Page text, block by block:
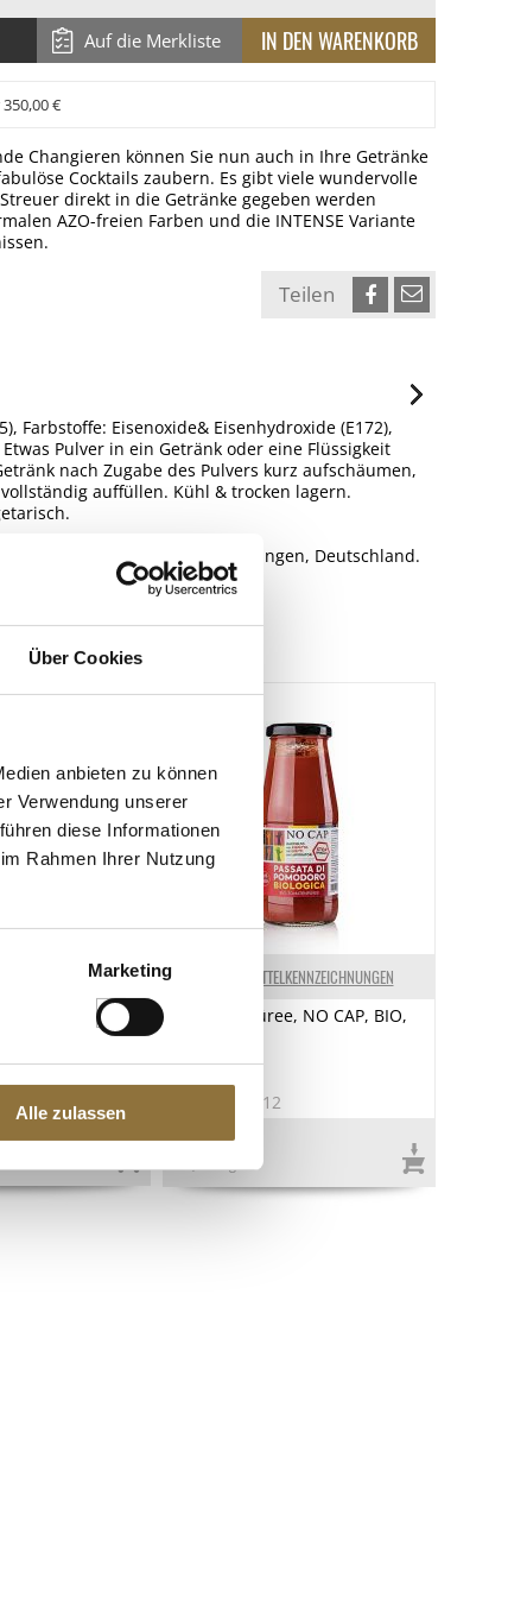
Über Cookies
anbieten zu können
Verwendung unserer
diese Informationen
Rahmen Ihrer Nutzung
Marketing
Alle zulassen
Auf die Merkliste
€
Changieren können Sie nun auch in Ihre Getränke
Cocktails zaubern. Es gibt viele wundervolle
direkt in die Getränke gegeben werden
AZO-freien Farben und die INTENSE Variante
Teilen
Farbstoffe: Eisenoxide& Eisenhydroxide (E172),
Pulver in ein Getränk oder eine Flüssigkeit
nach Zugabe des Pulvers kurz aufschäumen,
auffüllen. Kühl & trocken lagern.
Ober der Mühle 37, 42699 Solingen, Deutschland.
ohne Kern,
LEBENSMITTELKENNZEICHNUNGEN
Tomatenpüree, NO CAP, BIO,
Art.Nr.:60412
€ 3,60